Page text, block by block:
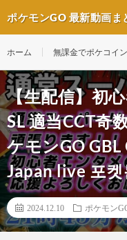
ポケモンGO 最新動画ま
ホーム 無課金でポケコイ
【生配信】初
SL 適当CCT奇
ケモンGO GBL
Japan live 포
2024.12.10 ポケモン